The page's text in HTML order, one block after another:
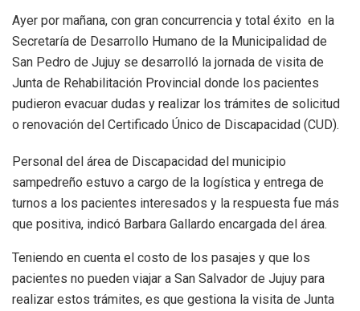
Ayer por mañana, con gran concurrencia y total éxito en la
Secretaría de Desarrollo Humano de la Municipalidad de
San Pedro de Jujuy se desarrolló la jornada de visita de
Junta de Rehabilitación Provincial donde los pacientes
pudieron evacuar dudas y realizar los trámites de solicitud
o renovación del Certificado Único de Discapacidad (CUD).
Personal del área de Discapacidad del municipio
sampedreño estuvo a cargo de la logística y entrega de
turnos a los pacientes interesados y la respuesta fue más
que positiva, indicó Barbara Gallardo encargada del área.
Teniendo en cuenta el costo de los pasajes y que los
pacientes no pueden viajar a San Salvador de Jujuy para
realizar estos trámites, es que gestiona la visita de Junta